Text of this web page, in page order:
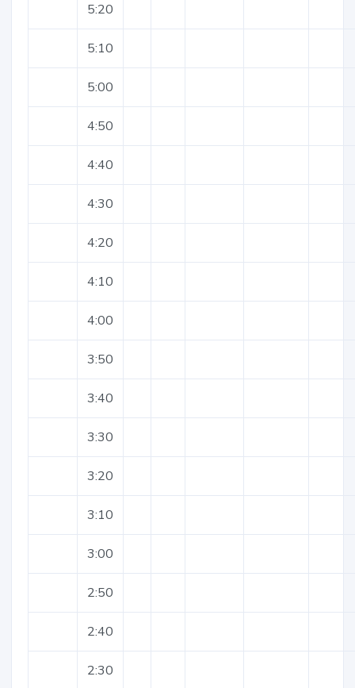
5:20
5:10
5:00
4:50
4:40
4:30
4:20
4:10
4:00
3:50
3:40
3:30
3:20
3:10
3:00
2:50
2:40
2:30